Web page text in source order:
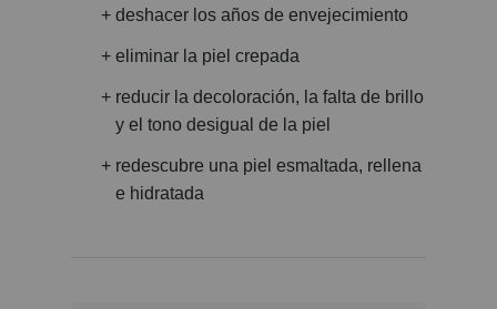
deshacer los años de envejecimiento
eliminar la piel crepada
reducir la decoloración, la falta de brillo
y el tono desigual de la piel
redescubre una piel esmaltada, rellena
e hidratada